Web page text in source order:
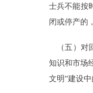
士兵不能按
闭或停产的
（五）对
知识和市场
文明”建设中